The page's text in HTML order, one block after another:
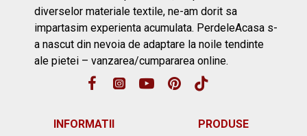
diverselor materiale textile, ne-am dorit sa
impartasim experienta acumulata. PerdeleAcasa s-
a nascut din nevoia de adaptare la noile tendinte
ale pietei – vanzarea/cumpararea online.
INFORMATII PRODUSE